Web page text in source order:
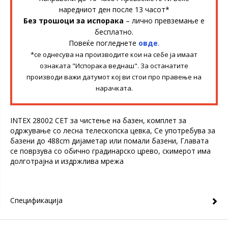
наредниот ден после 13 часот*
Без трошоци за испорака – лично превземање е
бесплатно.
Повеќе погледнете овде.
*се однесува на производите кои на себе ја имаат
ознаката "Испорака веднаш". За останатите
производи важи датумот кој ви стои про правење на
нарачката.
INTEX 28002 СЕТ за чистење на базен, комплет за
одржување со лесна телескопска цевка, Се употребува за
базени до 488cm дијаметар или помали базени, Главата
се поврзува со обично градинарско црево, скимерот има
долготрајна и издржлива мрежа
Спецификација